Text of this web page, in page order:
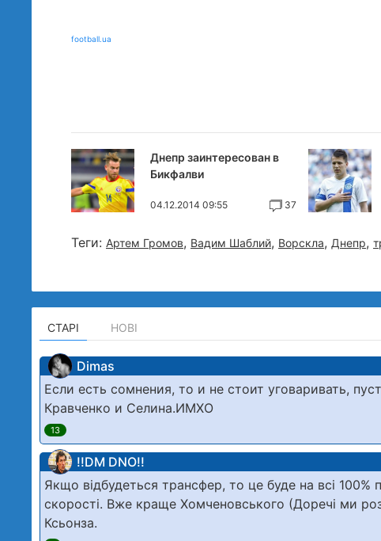
football.ua
Днепр заинтересован в
Бикфалви
04.12.2014 09:55 37
Теги: Артем Громов, Вадим Шаблий, Ворскла, Днепр,
СТАРІ НОВІ
Dimas
Если есть сомнения, то и не стоит уговаривать,
Кравченко и Селина.ИМХО
13
!!DM DNO!!
Якщо відбудеться трансфер, то це буде на всі 100%
скорості. Вже краще Хомченовського (Доречі ми
Ксьонза.